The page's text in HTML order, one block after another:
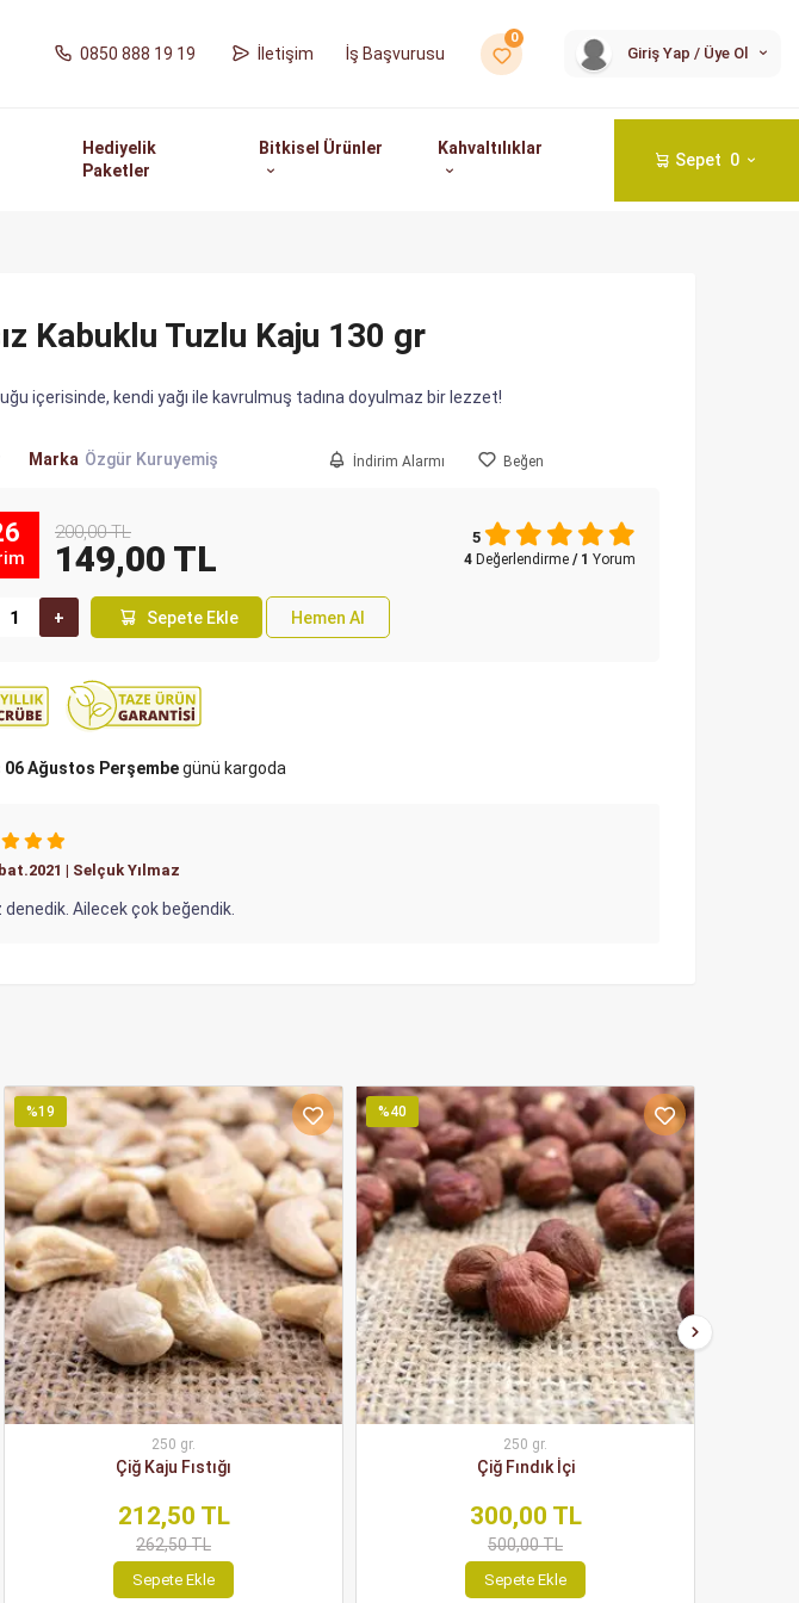
0850 888 19 19 İletişim İş Başvurusu
0
Giriş Yap / Üye Ol
Hediyelik
Paketler
Bitkisel Ürünler Kahvaltılıklar
Sepet 0
Kabuklu Tuzlu Kaju 130 gr
içerisinde, kendi yağı ile kavrulmuş tadına doyulmaz bir lezzet!
Marka Özgür Kuruyemiş İndirim Alarmı Beğen
200,00 TL
149,00 TL 5
4 Değerlendirme / 1 Yorum
Sepete Ekle Hemen Al
06 Ağustos Perşembegünü kargoda
| Selçuk Yılmaz
denedik. Ailecek çok beğendik.
%19
250 gr.
Çiğ Kaju Fıstığı
212,50 TL
262,50 TL
Sepete Ekle
%40
250 gr.
Çiğ Fındık İçi
300,00 TL
500,00 TL
Sepete Ekle